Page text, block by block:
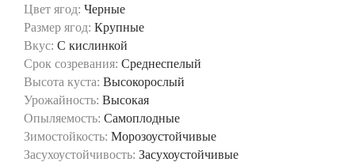
Цвет ягод: Черные
Размер ягод: Крупные
Вкус: С кислинкой
Срок созревания: Среднеспелый
Высота куста: Высокорослый
Урожайность: Высокая
Опыляемость: Самоплодные
Зимостойкость: Морозоустойчивые
Засухоустойчивость: Засухоустойчивые